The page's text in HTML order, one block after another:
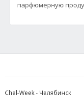
парфюмерную
Chel-Week - Челябинск